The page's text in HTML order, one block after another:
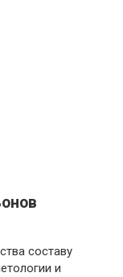
составу
и